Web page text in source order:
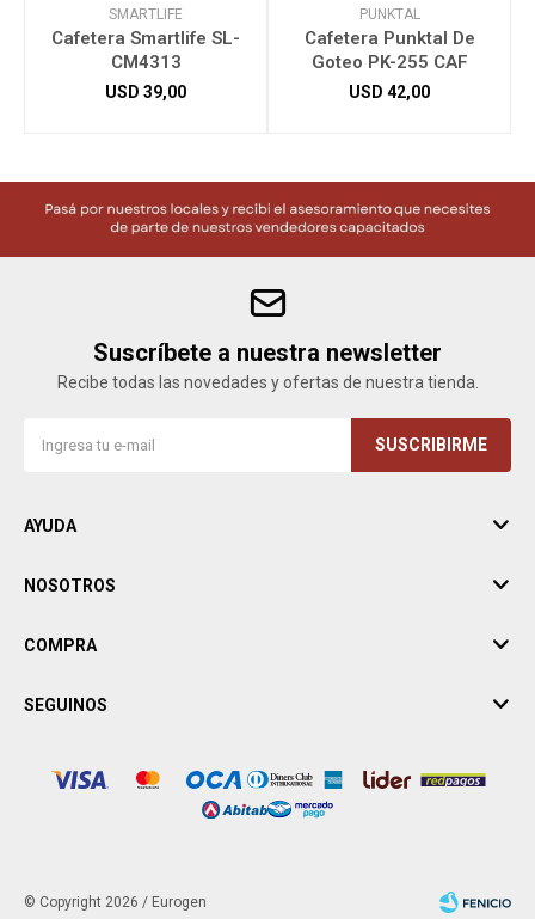
SMARTLIFE
Cafetera Smartlife SL-
CM4313
USD 39,00
PUNKTAL
Cafetera Punktal De
Goteo PK-255 CAF
USD 42,00
Suscríbete a nuestra newsletter
Recibe todas las novedades y ofertas de nuestra tienda.
SUSCRIBIRME
AYUDA
NOSOTROS
COMPRA
SEGUINOS
© Copyright 2026 / Eurogen